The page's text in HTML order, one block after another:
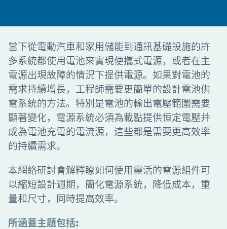
當下從電動汽車和家用儲能到通訊基礎設施的許
多系統都使用電池來實現便攜式電源，或者在主
電源出現故障的情況下提供電源。如果對電池的
需求持續增長，工程師需要更簡單的設計電池供
電系統的方法。特別是電池的輸出電壓範圍需要
顯著變化，電源系統必須為載點提供恒定電壓并
成為電池充電的電流源，這些都是需要更高效率
的持續需求。
本網絡研討會解釋瞭如何使用靈活的電源組件可
以縮短設計週期，簡化電源系統，降低成本，重
量和尺寸，同時提高效率。
所涵蓋主題包括: